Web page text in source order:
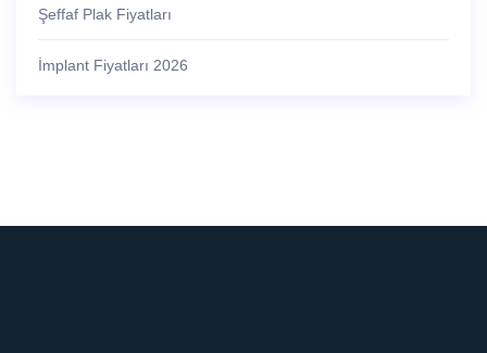
Şeffaf Plak Fiyatları
İmplant Fiyatları 2026